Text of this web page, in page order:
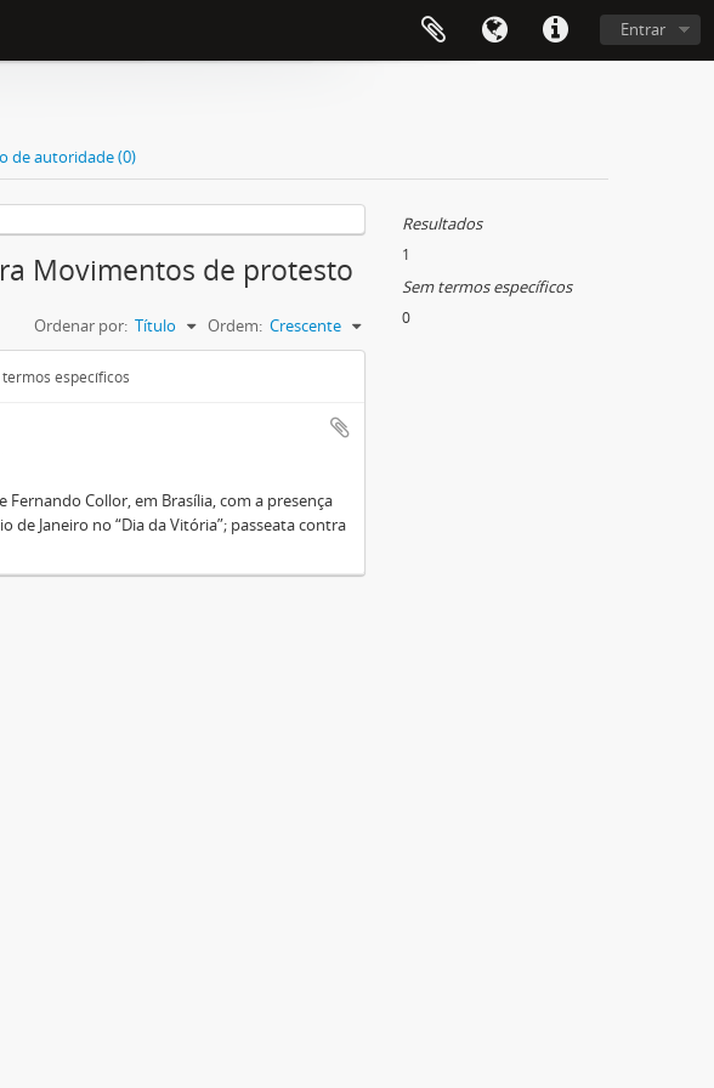
Entrar
de autoridade (0)
Movimentos de protesto
Ordenar por: Título Ordem: Crescente
termos específicos
Collor, em Brasília, com a presença
de Janeiro no “Dia da Vitória”; passeata contra
Resultados
1
Sem termos específicos
0